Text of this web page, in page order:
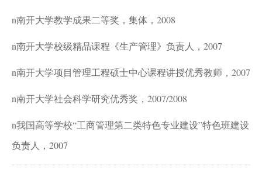
n南开大学教学成果二等奖，集体，2008
n南开大学校级精品课程《生产管理》负责人，2007
n南开大学项目管理工程硕士中心课程讲授优秀教师，2007
n南开大学社会科学研究优秀奖，2007/2008
n我国高等学校“工商管理第二类特色专业建设”特色班建设
负责人，2007